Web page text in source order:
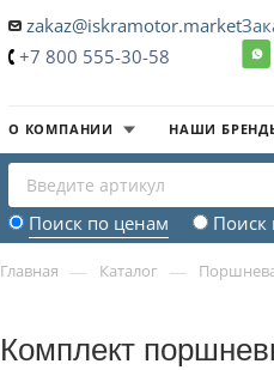
zakaz@iskramotor.market
+7 800 555-30-58
О КОМПАНИИ НАШИ
Поиск по ценам Поиск
Главная — Каталог —
Комплект